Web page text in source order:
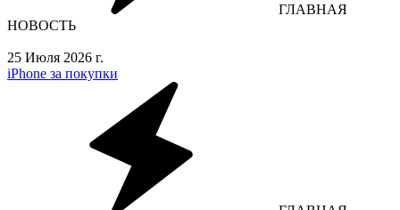
ГЛАВНАЯ
НОВОСТЬ
25 Июля 2026 г.
iPhone за покупки